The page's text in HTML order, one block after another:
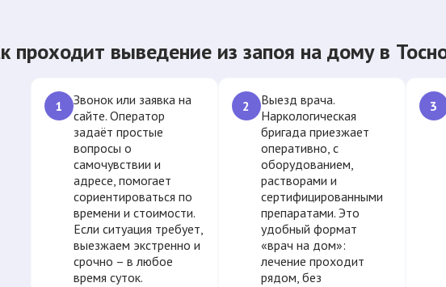
проходит выведение из запоя на дому в
1
Звонок или заявка на
сайте. Оператор
задаёт простые
вопросы о
самочувствии и
адресе, помогает
сориентироваться по
времени и стоимости.
Если ситуация требует,
выезжаем экстренно и
срочно – в любое
время суток.
2
Выезд врача.
Наркологическая
бригада приезжает
оперативно, с
оборудованием,
растворами и
сертифицированными
препаратами. Это
удобный формат
«врач на дом»:
лечение проходит
рядом, без
3